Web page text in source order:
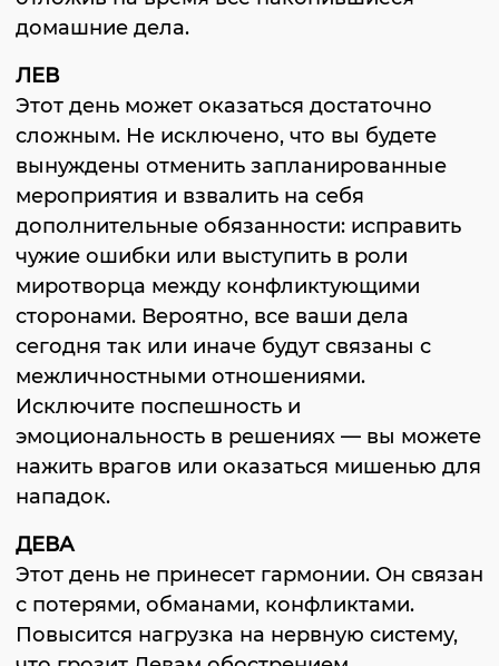
домашние дела.
ЛЕВ
Этот день может оказаться достаточно
сложным. Не исключено, что вы будете
вынуждены отменить запланированные
мероприятия и взвалить на себя
дополнительные обязанности: исправить
чужие ошибки или выступить в роли
миротворца между конфликтующими
сторонами. Вероятно, все ваши дела
сегодня так или иначе будут связаны с
межличностными отношениями.
Исключите поспешность и
эмоциональность в решениях — вы можете
нажить врагов или оказаться мишенью для
нападок.
ДЕВА
Этот день не принесет гармонии. Он связан
с потерями, обманами, конфликтами.
Повысится нагрузка на нервную систему,